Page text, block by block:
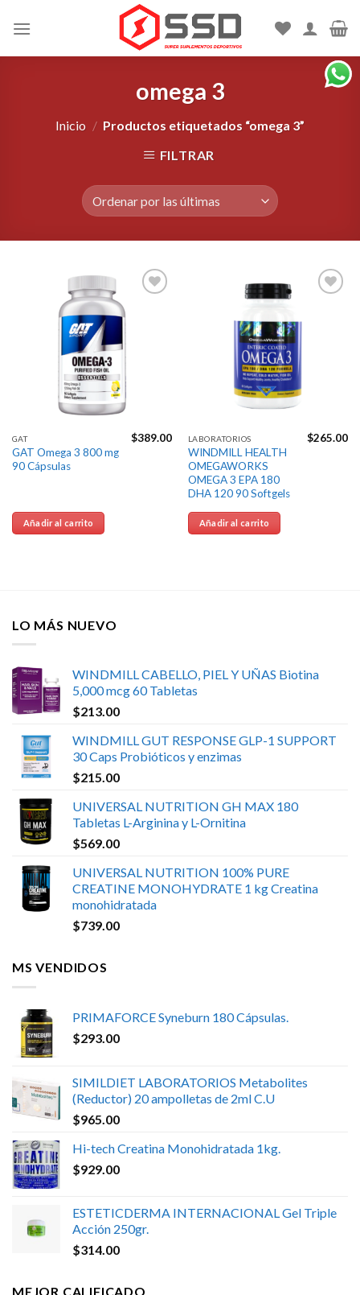
omega 3
Inicio / Productos etiquetados “omega 3”
FILTRAR
GAT
GAT Omega 3 800 mg
90 Cápsulas
$389.00
Añadir al carrito
LABORATORIOS
WINDMILL HEALTH
OMEGAWORKS
OMEGA 3 EPA 180
DHA 120 90 Softgels
$265.00
Añadir al carrito
LO MÁS NUEVO
WINDMILL CABELLO, PIEL Y UÑAS Biotina
5,000 mcg 60 Tabletas
$213.00
WINDMILL GUT RESPONSE GLP-1 SUPPORT
30 Caps Probióticos y enzimas
$215.00
UNIVERSAL NUTRITION GH MAX 180
Tabletas L-Arginina y L-Ornitina
$569.00
UNIVERSAL NUTRITION 100% PURE
CREATINE MONOHYDRATE 1 kg Creatina
monohidratada
$739.00
MS VENDIDOS
PRIMAFORCE Syneburn 180 Cápsulas.
$293.00
SIMILDIET LABORATORIOS Metabolites
(Reductor) 20 ampolletas de 2ml C.U
$965.00
Hi-tech Creatina Monohidratada 1kg.
$929.00
ESTETICDERMA INTERNACIONAL Gel Triple
Acción 250gr.
$314.00
MEJOR CALIFICADO